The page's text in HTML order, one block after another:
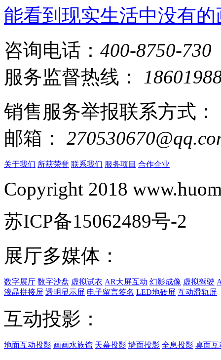
能看到现实生活中没有的
咨询电话： 400-8750-730
服务监督热线：
销售服务举报联系方式：
邮箱：
关于我们 所获荣誉 联系我们 服务项目 合作企业
Copyright 2018
苏ICP备15062489号-2
展厅多媒体：
数字展厅 数字沙盘 虚拟试衣 AR大屏互动 幻影成像 虚拟驾驶
液晶拼接屏 透明显示屏 电子留言签名 LED地砖屏 互动滑轨屏
互动投影：
地面互动投影 画画水族馆 天幕投影 墙面投影 全息投影 桌面互